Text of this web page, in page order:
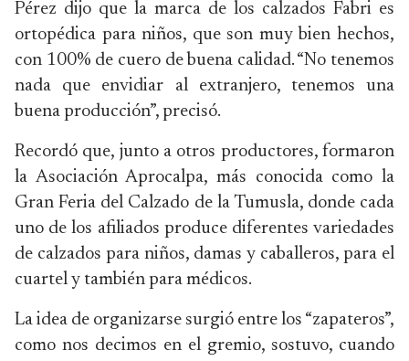
Pérez dijo que la marca de los calzados Fabri es
ortopédica para niños, que son muy bien hechos,
con 100% de cuero de buena calidad. “No tenemos
nada que envidiar al extranjero, tenemos una
buena producción”, precisó.
Recordó que, junto a otros productores, formaron
la Asociación Aprocalpa, más conocida como la
Gran Feria del Calzado de la Tumusla, donde cada
uno de los afiliados produce diferentes variedades
de calzados para niños, damas y caballeros, para el
cuartel y también para médicos.
La idea de organizarse surgió entre los “zapateros”,
como nos decimos en el gremio, sostuvo, cuando